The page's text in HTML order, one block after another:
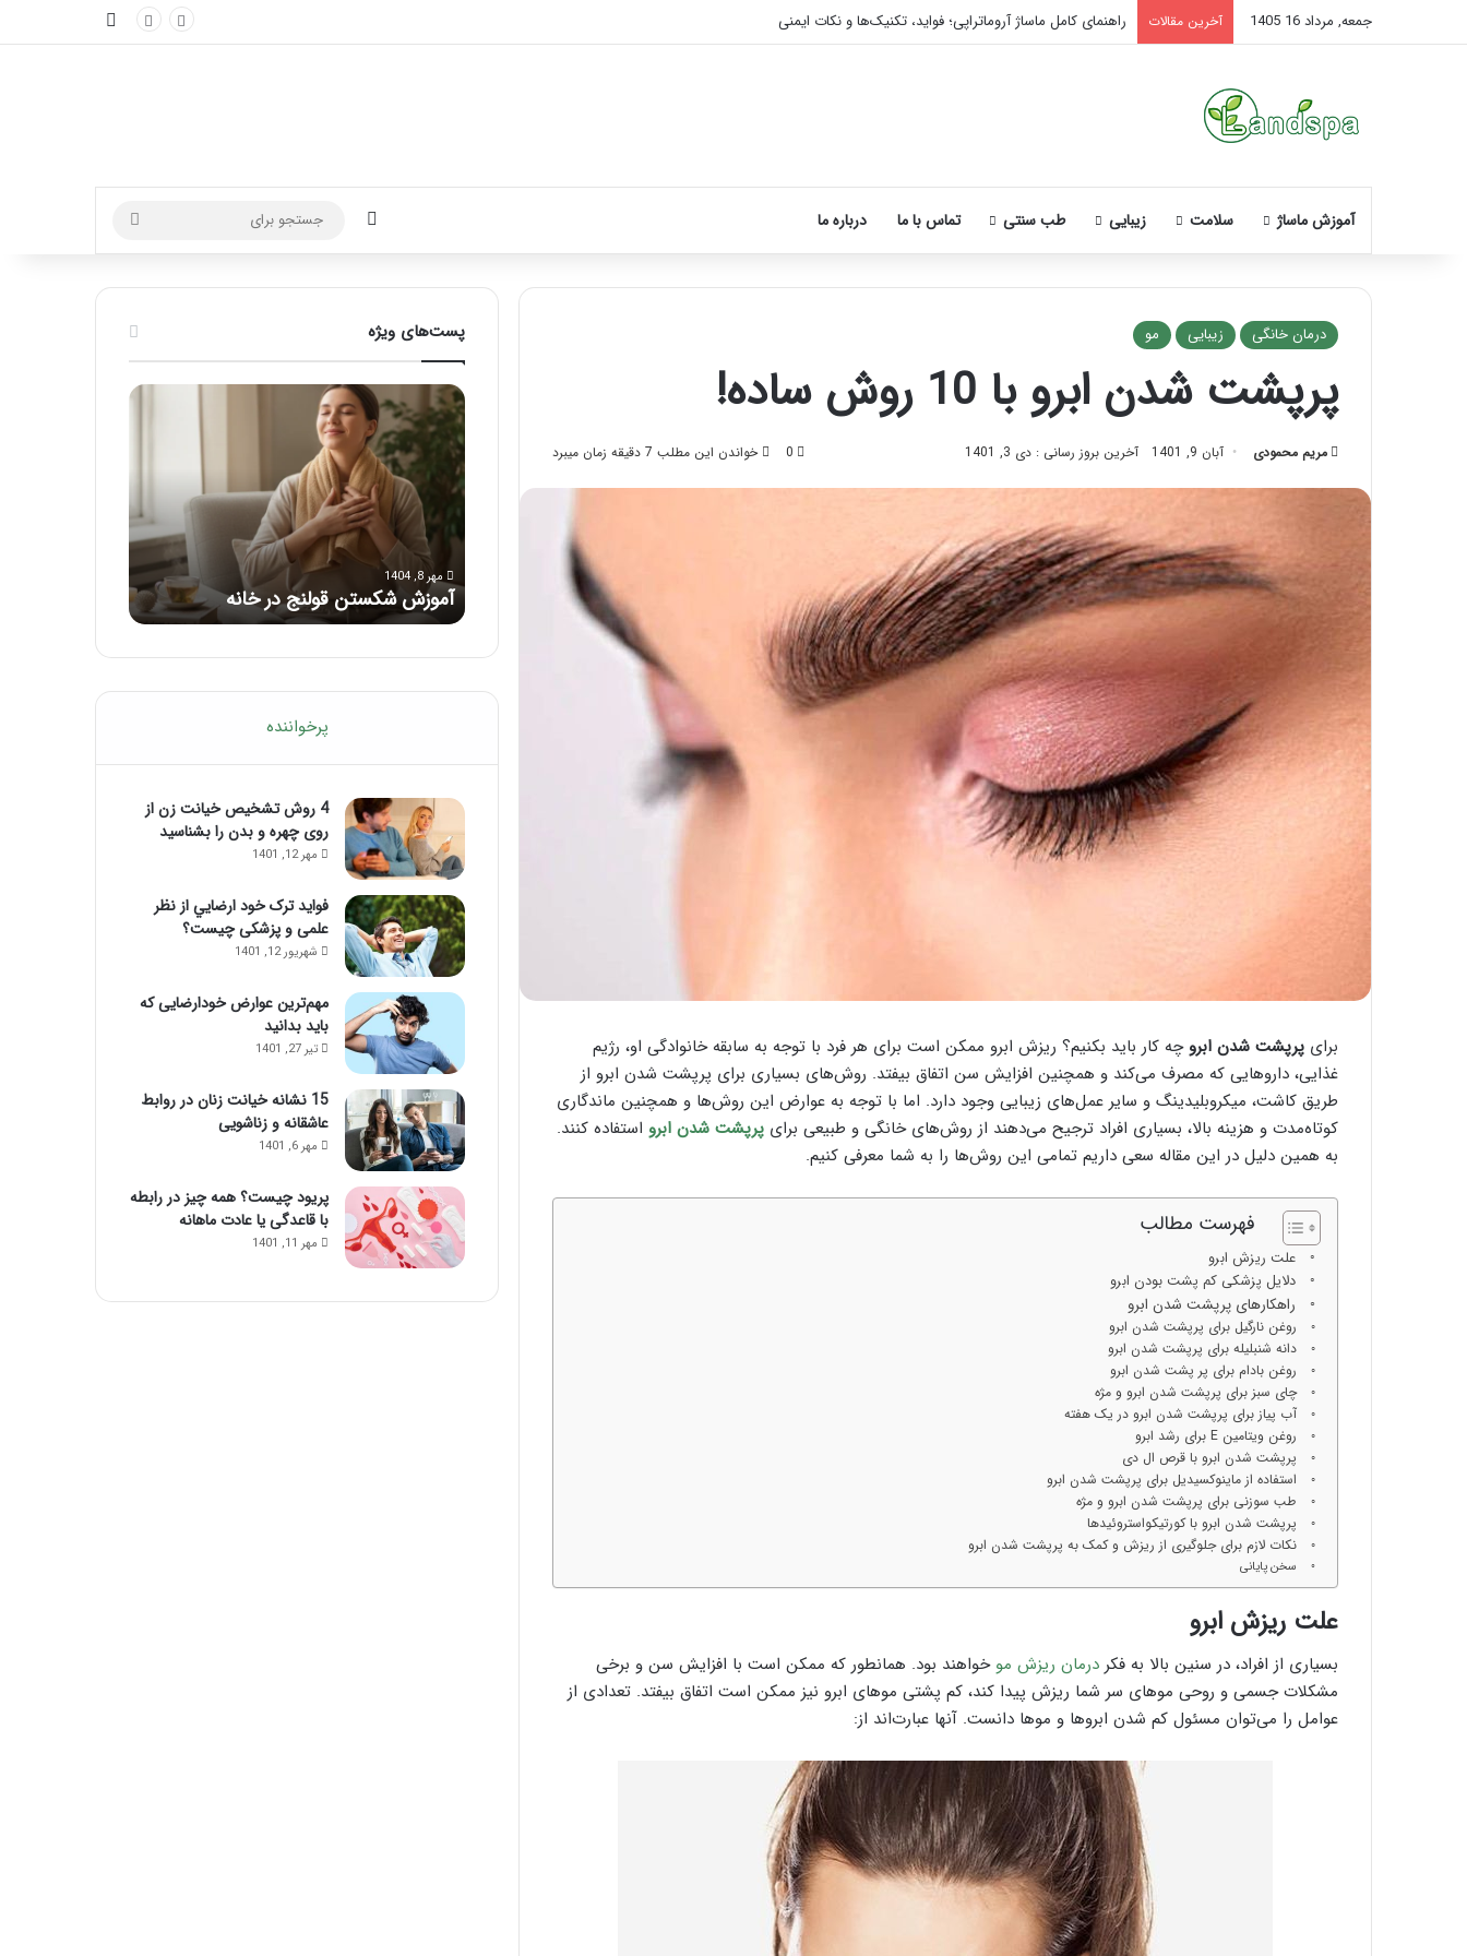
جمعه, مرداد 16 1405 آخرین مقالات راهنمای کامل ماساژ آروماتراپی؛ فواید، تکنیک‌ها و نکات ایمنی
آموزش ماساژ سلامت زیبایی طب سنتی تماس با ما درباره ما تغییر پوسته
برای
درمان خانگی زیبایی مو
پرپشت شدن ابرو با 10 روش ساده!
مریم محمودی آبان 9, 1401 آخرین بروز رسانی : دی 3, 1401 0 خواندن این مطلب 7 دقیقه زمان میبرد
برای پرپشت شدن ابروچه کار باید بکنیم؟ ریزش ابرو ممکن است برای هر فرد با توجه به سابقه خانوادگی او، رژیم
غذایی، داروهایی که مصرف می‌کند و همچنین افزایش سن اتفاق بیفتد. روش‌های بسیاری برای پرپشت شدن ابرو از
طریق کاشت، میکروبلیدینگ و سایر عمل‌های زیبایی وجود دارد. اما با توجه به عوارض این روش‌ها و همچنین ماندگاری
کوتاه‌مدت و هزینه بالا، بسیاری افراد ترجیح می‌دهند از روش‌های خانگی و طبیعی برای پرپشت شدن ابرو استفاده کنند.
به همین دلیل در این مقاله سعی داریم تمامی این روش‌ها را به شما معرفی کنیم.
فهرست مطالب
علت ریزش ابرو
دلایل پزشکی کم پشت بودن ابرو
راهکارهای پرپشت شدن ابرو
روغن نارگیل برای پرپشت شدن ابرو
دانه شنبلیله برای پرپشت شدن ابرو
روغن بادام برای پر پشت شدن ابرو
چای سبز برای پرپشت شدن ابرو و مژه
آب پیاز برای پرپشت شدن ابرو در یک هفته
روغن ویتامین E برای رشد ابرو
پرپشت شدن ابرو با قرص ال دی
استفاده از ماینوکسیدیل برای پرپشت شدن ابرو
طب سوزنی برای پرپشت شدن ابرو و مژه
پرپشت شدن ابرو با کورتیکواستروئیدها
نکات لازم برای جلوگیری از ریزش و کمک به پرپشت شدن ابرو
سخن پایانی
علت ریزش ابرو
بسیاری از افراد، در سنین بالا به فکر درمان ریزش مو خواهند بود. همانطور که ممکن است با افزایش سن و برخی
مشکلات جسمی و روحی موهای سر شما ریزش پیدا کند، کم پشتی موهای ابرو نیز ممکن است اتفاق بیفتد. تعدادی از
عوامل را می‌توان مسئول کم شدن ابروها و موها دانست. آنها عبارت‌اند از:
پست‌های ویژه
نحوه
ماساژ
بعد
از
چربی؛
بایدها
و
نبایدهای
تیر 28, 1404
نحوه ماساژ صورت بعد از تزریق چربی؛
بایدها و نبایدهای آن!
آموزش
در
خانه
آموزش شکستن قولنج در خانه
ماساژ
برای
بهبود
تمرکز
ذهنی؛
با
این
حواس‌جمع
شوید!
مرداد 6, 1404
ماساژ برای بهبود تمرکز ذهنی؛ با این
ماساژ حواس‌جمع شوید!
راهنمای
بعد
از
پرخواننده
4 روش تشخیص خیانت زن از
روی چهره و بدن را بشناسید
مهر 12, 1401
فواید ترک خود ارضايي از نظر
علمی و پزشکی چیست؟
شهریور 12, 1401
مهم‌ترین عوارض خودارضایی که
باید بدانید
تیر 27, 1401
15 نشانه خیانت زنان در روابط
عاشقانه و زناشویی
مهر 6, 1401
پریود چیست؟ همه چیز در رابطه
با قاعدگی یا عادت ماهانه
مهر 11, 1401